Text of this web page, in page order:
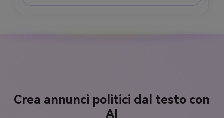
Crea annunci politici dal testo con
AI